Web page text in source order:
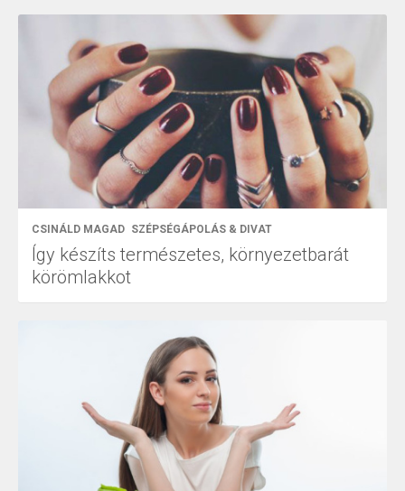
CSINÁLD MAGAD SZÉPSÉGÁPOLÁS & DIVAT
Így készíts természetes, környezetbarát
körömlakkot